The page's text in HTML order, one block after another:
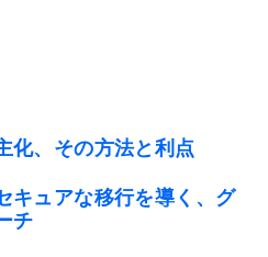
化、その方法と利点
キュアな移行を導く、グ
チ